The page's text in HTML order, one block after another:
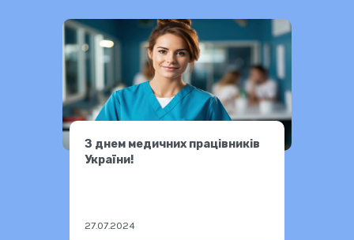
З днем медичних працівників
України!
27.07.2024